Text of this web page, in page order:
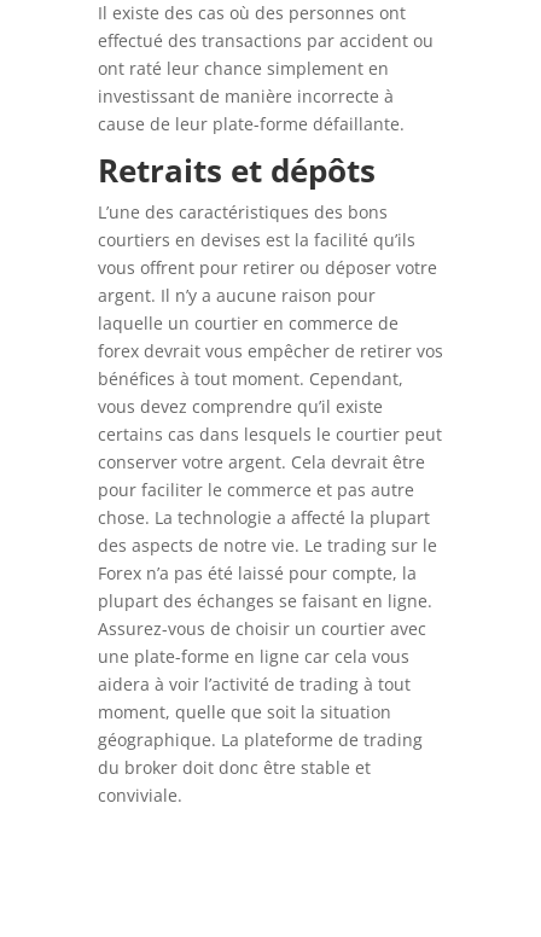
Il existe des cas où des personnes ont
effectué des transactions par accident ou
ont raté leur chance simplement en
investissant de manière incorrecte à
cause de leur plate-forme défaillante.
Retraits et dépôts
L’une des caractéristiques des bons
courtiers en devises est la facilité qu’ils
vous offrent pour retirer ou déposer votre
argent. Il n’y a aucune raison pour
laquelle un courtier en commerce de
forex devrait vous empêcher de retirer vos
bénéfices à tout moment. Cependant,
vous devez comprendre qu’il existe
certains cas dans lesquels le courtier peut
conserver votre argent. Cela devrait être
pour faciliter le commerce et pas autre
chose. La technologie a affecté la plupart
des aspects de notre vie. Le trading sur le
Forex n’a pas été laissé pour compte, la
plupart des échanges se faisant en ligne.
Assurez-vous de choisir un courtier avec
une plate-forme en ligne car cela vous
aidera à voir l’activité de trading à tout
moment, quelle que soit la situation
géographique. La plateforme de trading
du broker doit donc être stable et
conviviale.